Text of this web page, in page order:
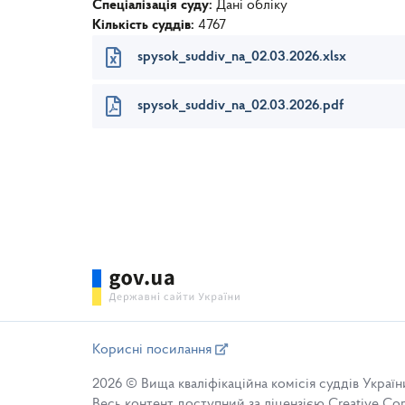
Спеціалізація суду: Дані обліку
Кількість суддів: 4767
spysok_suddiv_na_02.03.2026.xlsx
spysok_suddiv_na_02.03.2026.pdf
Корисні посилання
2026 © Вища кваліфікаційна комісія суддів